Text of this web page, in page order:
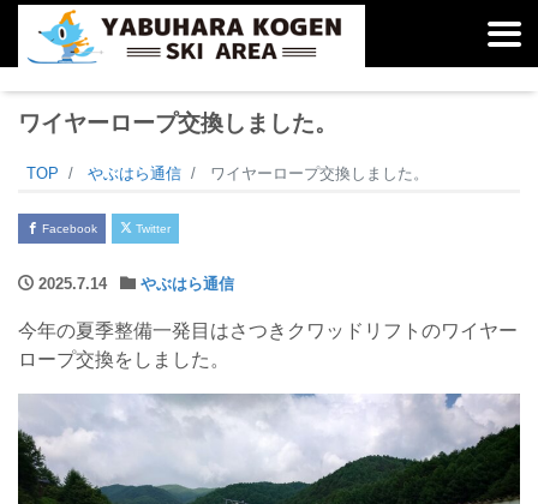
ワイヤーロープ交換しました。
TOP やぶはら通信 ワイヤーロープ交換しました。
Facebook Twitter
2025.7.14 やぶはら通信
今年の夏季整備一発目はさつきクワッドリフトのワイヤー
ロープ交換をしました。